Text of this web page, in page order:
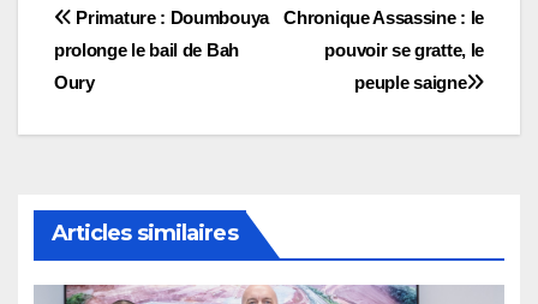
Navigation
de
l’article
Chronique Assassine : le
pouvoir se gratte, le
peuple saigne
Primature : Doumbouya
prolonge le bail de Bah
Oury
Articles similaires